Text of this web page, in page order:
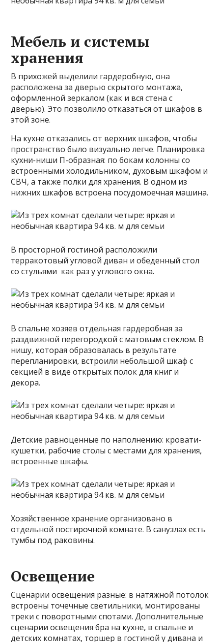
Мебель и системы
хранения
В прихожей выделили гардеробную, она
расположена за дверью скрытого монтажа,
оформленной зеркалом (как и вся стена с
дверью). Это позволило отказаться от шкафов в
этой зоне.
На кухне отказались от верхних шкафов, чтобы
пространство было визуально легче. Планировка
кухни-ниши П-образная: по бокам колонны со
встроенными холодильником, духовым шкафом и
СВЧ, а также полки для хранения. В одном из
нижних шкафов встроена посудомоечная машина.
В просторной гостиной расположили
терракотовый угловой диван и обеденный стол
со стульями как раз у углового окна.
В спальне хозяев отдельная гардеробная за
раздвижной перегородкой с матовым стеклом. В
нишу, которая образовалась в результате
перепланировки, встроили небольшой шкаф с
секцией в виде открытых полок для книг и
декора.
Детские равноценные по наполнению: кровати-
кушетки, рабочие столы с местами для хранения,
встроенные шкафы.
Хозяйственное хранение организовано в
отдельной постирочной комнате. В санузлах есть
тумбы под раковины.
Освещение
Сценарии освещения разные: в натяжной потолок
встроены точечные светильники, монтированы
треки с поворотными спотами. Дополнительные
сценарии освещения бра на кухне, в спальне и
детских комнатах, торшер в гостиной у дивана и